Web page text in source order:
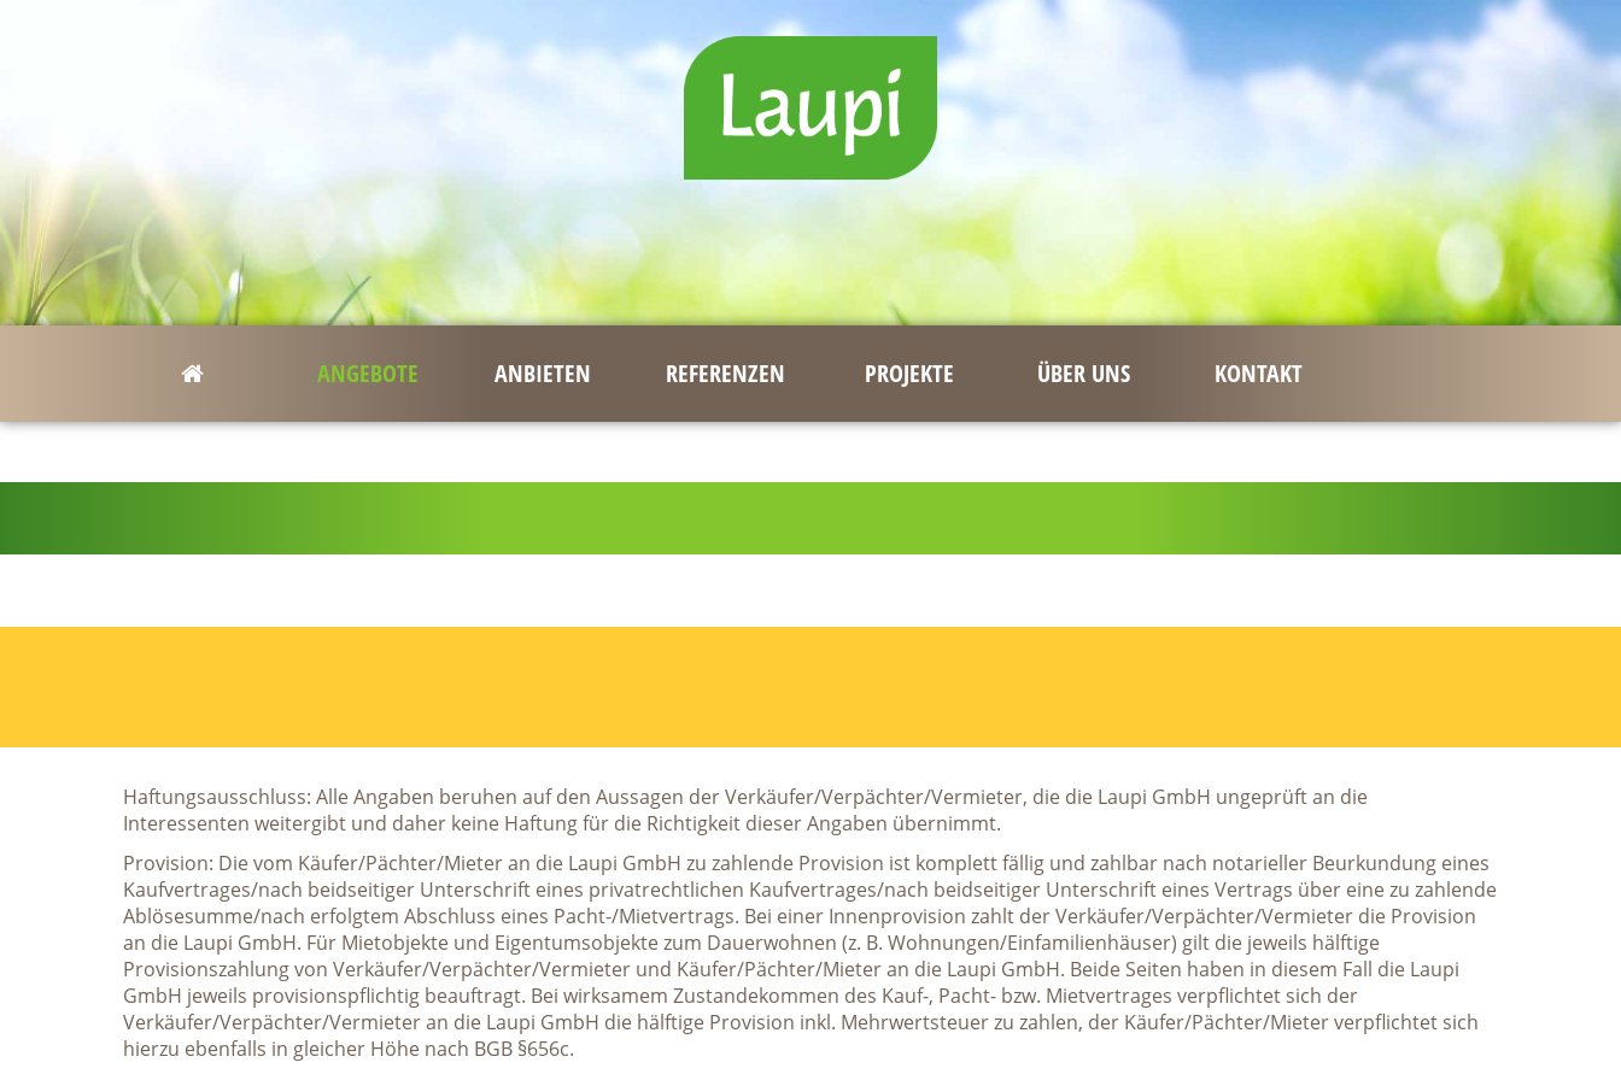
ANGEBOTE ANBIETEN REFERENZEN PROJEKTE ÜBER UNS KONTAKT
Haftungsausschluss: Alle Angaben beruhen auf den Aussagen der Verkäufer/Verpächter/Vermieter, die die Laupi GmbH ungeprüft an die
Interessenten weitergibt und daher keine Haftung für die Richtigkeit dieser Angaben übernimmt.
Provision: Die vom Käufer/Pächter/Mieter an die Laupi GmbH zu zahlende Provision ist komplett fällig und zahlbar nach notarieller Beurkundung eines
Kaufvertrages/nach beidseitiger Unterschrift eines privatrechtlichen Kaufvertrages/nach beidseitiger Unterschrift eines Vertrags über eine zu zahlende
Ablösesumme/nach erfolgtem Abschluss eines Pacht-/Mietvertrags. Bei einer Innenprovision zahlt der Verkäufer/Verpächter/Vermieter die Provision
an die Laupi GmbH. Für Mietobjekte und Eigentumsobjekte zum Dauerwohnen (z. B. Wohnungen/Einfamilienhäuser) gilt die jeweils hälftige
Provisionszahlung von Verkäufer/Verpächter/Vermieter und Käufer/Pächter/Mieter an die Laupi GmbH. Beide Seiten haben in diesem Fall die Laupi
GmbH jeweils provisionspflichtig beauftragt. Bei wirksamem Zustandekommen des Kauf-, Pacht- bzw. Mietvertrages verpflichtet sich der
Verkäufer/Verpächter/Vermieter an die Laupi GmbH die hälftige Provision inkl. Mehrwertsteuer zu zahlen, der Käufer/Pächter/Mieter verpflichtet sich
hierzu ebenfalls in gleicher Höhe nach BGB §656c.